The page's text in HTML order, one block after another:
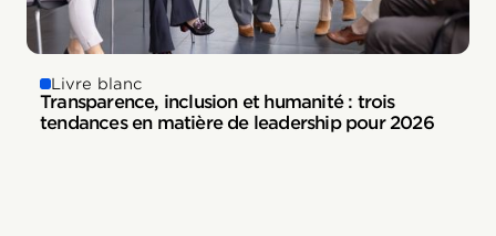
Livre blanc
Transparence, inclusion et humanité : trois
tendances en matière de leadership pour 2026